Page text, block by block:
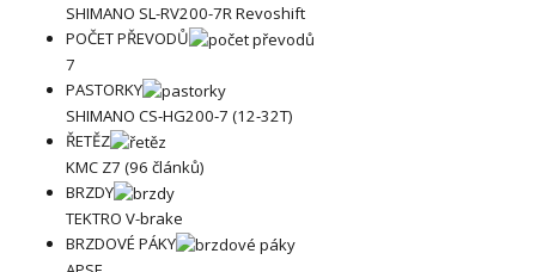
SHIMANO SL-RV200-7R Revoshift
POČET PŘEVODŮ
7
PASTORKY
SHIMANO CS-HG200-7 (12-32T)
ŘETĚZ
KMC Z7 (96 článků)
BRZDY
TEKTRO V-brake
BRZDOVÉ PÁKY